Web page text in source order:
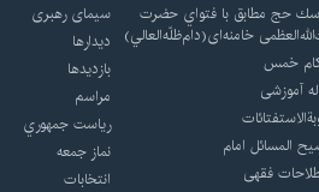
حج مطابق با فتواي حضرت
خامنه‌اى(دام‌ظلّه‌العالي)
خمس
آموزشی
المسائل امام
فقهى
سيماى رهبرى
ديدارها
بازديدها
مراسم
رياست جمهوري
نماز جمعه
انتخابات